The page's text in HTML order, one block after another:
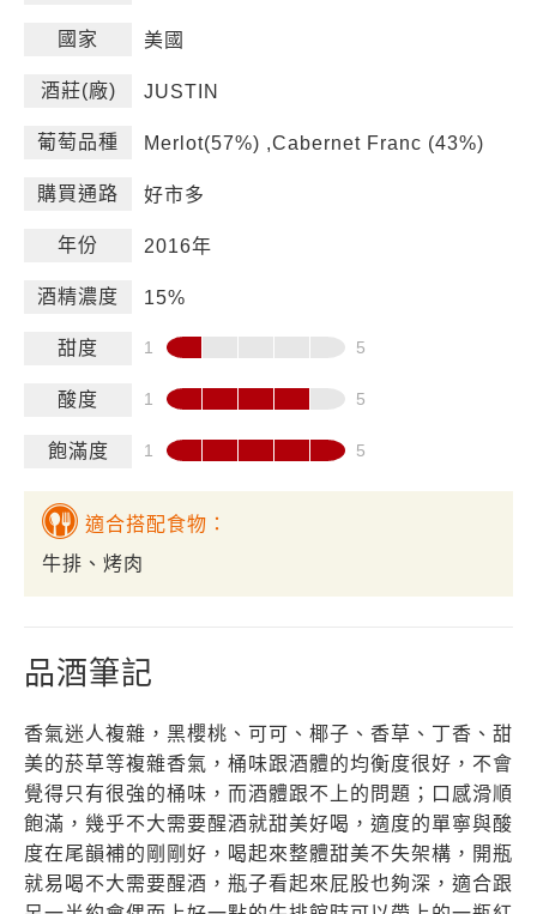
國家 美國
酒莊(廠) JUSTIN
葡萄品種 Merlot(57%) ,Cabernet Franc (43%)
購買通路 好市多
年份 2016年
酒精濃度 15%
甜度
酸度
飽滿度
適合搭配食物：
牛排、烤肉
品酒筆記
香氣迷人複雜，黑櫻桃、可可、椰子、香草、丁香、甜
美的菸草等複雜香氣，桶味跟酒體的均衡度很好，不會
覺得只有很強的桶味，而酒體跟不上的問題；口感滑順
飽滿，幾乎不大需要醒酒就甜美好喝，適度的單寧與酸
度在尾韻補的剛剛好，喝起來整體甜美不失架構，開瓶
就易喝不大需要醒酒，瓶子看起來屁股也夠深，適合跟